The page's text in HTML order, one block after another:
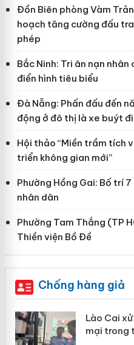
Đồn Biên phòng Vàm
hoạch tăng cường đấu
phép
Bắc Ninh: Tri ân nạn
điển hình tiêu biểu
Đà Nẵng: Phấn đấu đến
động ở đô thị là xe buýt
Hội thảo “Miền trầm tích
triển không gian mới”
Phường Hồng Gai: Bố trí
nhân dân
Phường Tam Thắng (TP
Thiền viện Bồ Đề
Chống hàng giả
Lào Cai
mại trong